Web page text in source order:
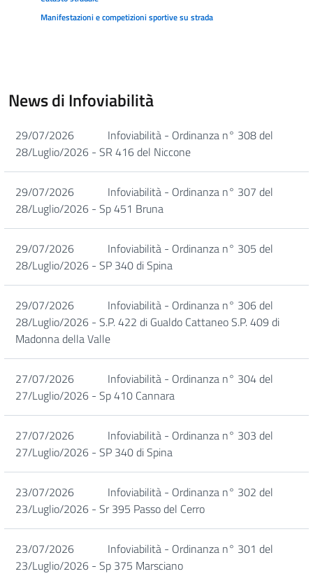
Manifestazioni e competizioni sportive su strada
News di Infoviabilità
29/07/2026
Infoviabilità - Ordinanza n° 308 del
28/Luglio/2026 - SR 416 del Niccone
29/07/2026
Infoviabilità - Ordinanza n° 307 del
28/Luglio/2026 - Sp 451 Bruna
29/07/2026
Infoviabilità - Ordinanza n° 305 del
28/Luglio/2026 - SP 340 di Spina
29/07/2026
Infoviabilità - Ordinanza n° 306 del
28/Luglio/2026 - S.P. 422 di Gualdo Cattaneo S.P. 409 di
Madonna della Valle
27/07/2026
Infoviabilità - Ordinanza n° 304 del
27/Luglio/2026 - Sp 410 Cannara
27/07/2026
Infoviabilità - Ordinanza n° 303 del
27/Luglio/2026 - SP 340 di Spina
23/07/2026
Infoviabilità - Ordinanza n° 302 del
23/Luglio/2026 - Sr 395 Passo del Cerro
23/07/2026
Infoviabilità - Ordinanza n° 301 del
23/Luglio/2026 - Sp 375 Marsciano